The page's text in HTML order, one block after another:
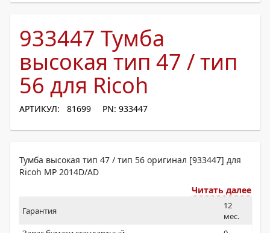
933447 Тумба
высокая тип 47 / тип
56 для Ricoh
АРТИКУЛ: 81699 PN: 933447
Тумба высокая тип 47 / тип 56 оригинал [933447] для
Ricoh MP 2014D/AD
Читать далее
Гарантия
12
мес.